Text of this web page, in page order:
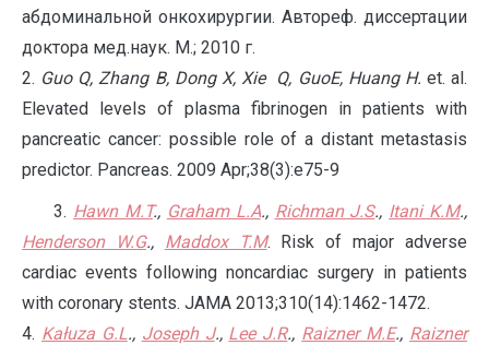
абдоминальной онкохирургии. Автореф. диссертации
доктора мед.наук. М.; 2010 г.
2. Guo Q,Zhang B, Dong X,Xie Q, GuoE, Huang H. et. al.
Elevated levels of plasma fibrinogen in patients with
pancreatic cancer: possible role of a distant metastasis
predictor. Pancreas. 2009 Apr;38(3):e75-9
3. Hawn M.T., Graham L.A., Richman J.S., Itani K.M.,
Henderson W.G., Maddox T.M. Risk of major adverse
cardiac events following noncardiac surgery in patients
with coronary stents. JAMA 2013;310(14):1462-1472.
4. Kałuza G.L., Joseph J., Lee J.R., Raizner M.E., Raizner